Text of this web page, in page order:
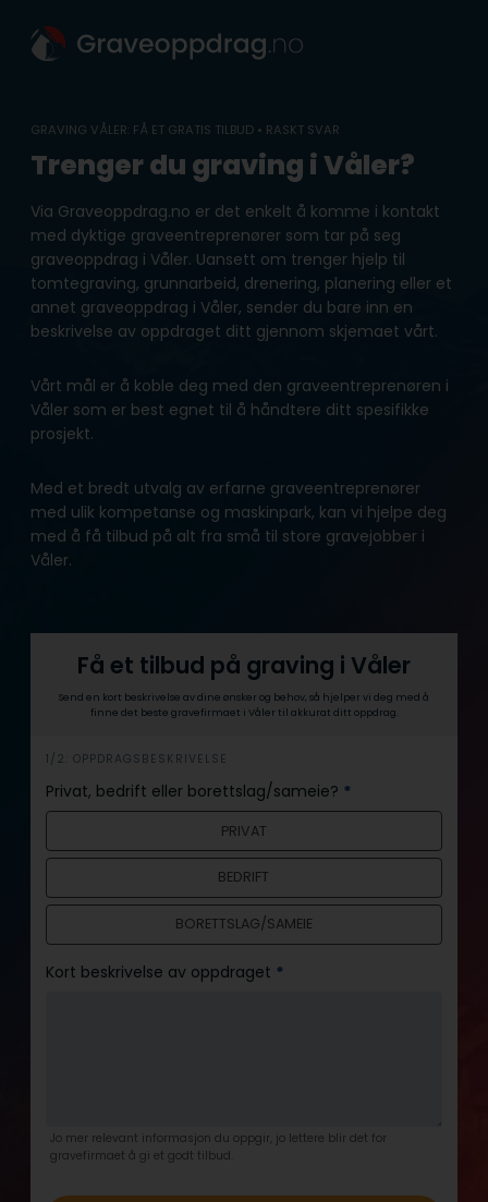
content
GRAVING VÅLER: FÅ ET GRATIS TILBUD • RASKT SVAR
Trenger du graving i Våler?
Via Graveoppdrag.no er det enkelt å komme i kontakt
med dyktige graveentreprenører som tar på seg
graveoppdrag i Våler. Uansett om trenger hjelp til
tomtegraving, grunnarbeid, drenering, planering eller et
annet graveoppdrag i Våler, sender du bare inn en
beskrivelse av oppdraget ditt gjennom skjemaet vårt.
Vårt mål er å koble deg med den graveentreprenøren i
Våler som er best egnet til å håndtere ditt spesifikke
prosjekt.
Med et bredt utvalg av erfarne graveentreprenører
med ulik kompetanse og maskinpark, kan vi hjelpe deg
med å få tilbud på alt fra små til store gravejobber i
Våler.
Få et tilbud på graving i Våler
Send en kort beskrivelse av dine ønsker og behov, så hjelper vi deg med å
finne det beste gravefirmaet i Våler til akkurat ditt oppdrag.
h
e
r
1/2: OPPDRAGSBESKRIVELSE
Privat, bedrift eller borettslag/sameie? *
PRIVAT
BEDRIFT
BORETTSLAG/SAMEIE
Kort beskrivelse av oppdraget *
Jo mer relevant informasjon du oppgir, jo lettere blir det for
gravefirmaet å gi et godt tilbud.